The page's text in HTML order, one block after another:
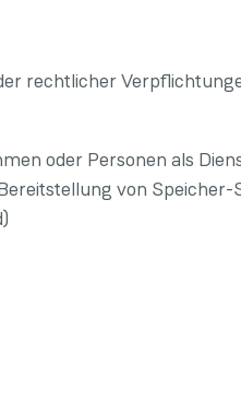
rechtlicher
oder Personen als
von Speicher-